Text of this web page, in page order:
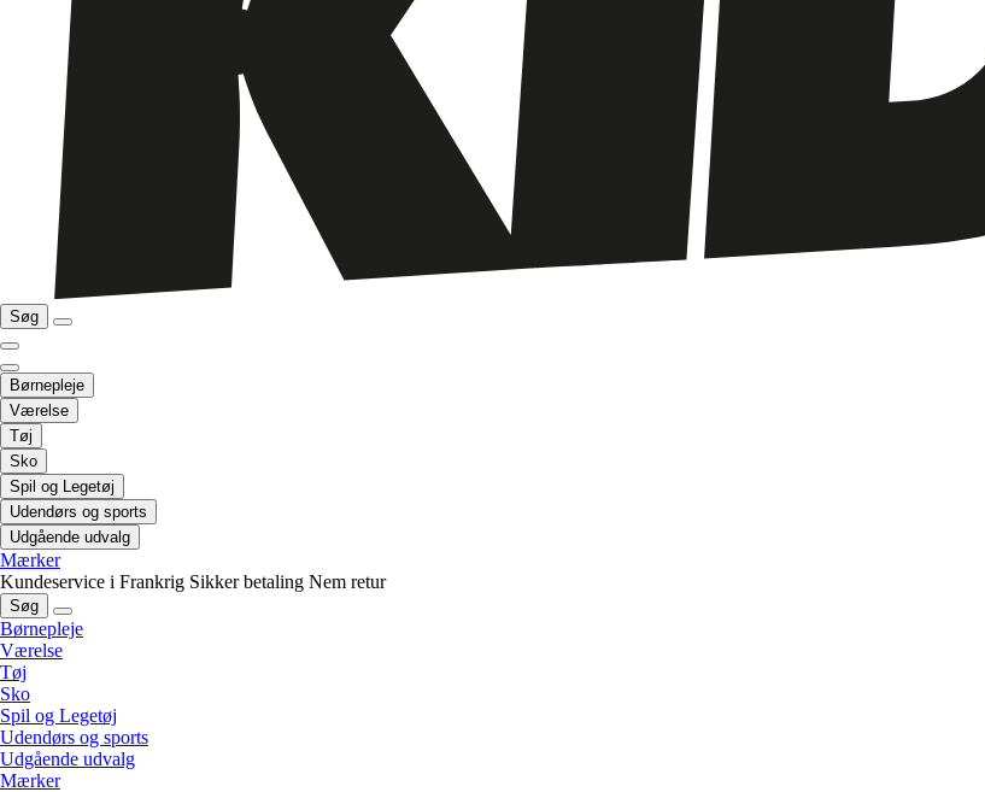
Søg
Børnepleje
Værelse
Tøj
Sko
Spil og Legetøj
Udendørs og sports
Udgående udvalg
Mærker
Kundeservice i Frankrig Sikker betaling Nem retur
Søg
Børnepleje
Værelse
Tøj
Sko
Spil og Legetøj
Udendørs og sports
Udgående udvalg
Mærker